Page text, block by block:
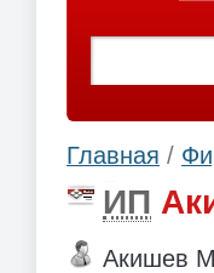
Главная /
ИП
Акишев